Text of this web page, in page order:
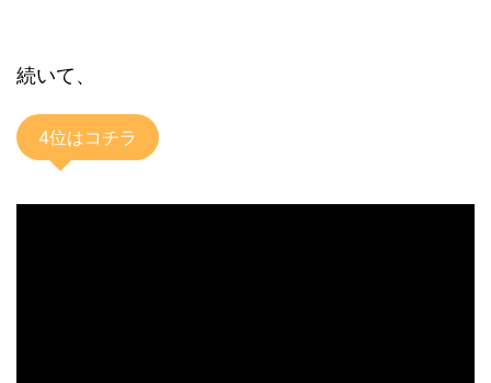
続いて、
4位はコチラ